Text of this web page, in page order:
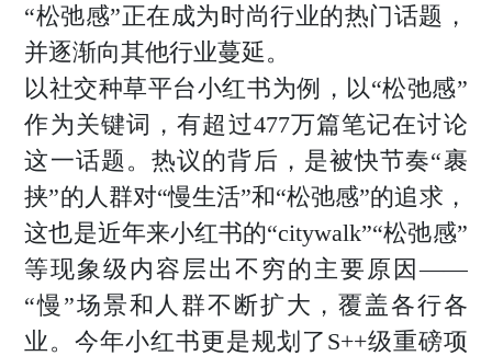
专栏
跨界
展讯
时尚活动
商业
企管
新知
电子刊
专题
联系投稿
关于我们
寻求报道
“松弛感”正在成为时尚行业的热门话题，
并逐渐向其他行业蔓延。
以社交种草平台小红书为例，以“松弛感”
作为关键词，有超过477万篇笔记在讨论
这一话题。热议的背后，是被快节奏“裹
挟”的人群对“慢生活”和“松弛感”的追求，
这也是近年来小红书的“citywalk”“松弛感”
等现象级内容层出不穷的主要原因——
“慢”场景和人群不断扩大，覆盖各行各
业。今年小红书更是规划了S++级重磅项